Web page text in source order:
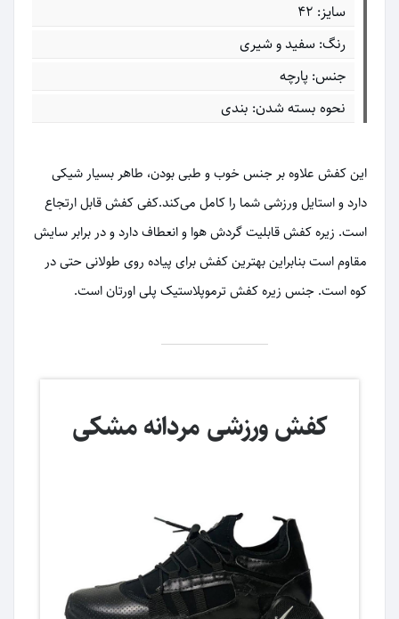
سایز: 42
رنگ: سفید و شیری
جنس: پارچه
نحوه بسته شدن: بندی
این کفش علاوه بر جنس خوب و طبی بودن، طاهر بسیار شیکی
دارد و استایل ورزشی شما را کامل می‌کند.کفی کفش قابل ارتجاع
است. زیره کفش قابلیت گردش هوا و انعطاف دارد و در برابر سایش
مقاوم است بنابراین بهترین کفش برای پیاده روی طولانی حتی در
کوه است. جنس زیره کفش ترموپلاستیک پلی اورتان است.
کفش ورزشی مردانه مشکی